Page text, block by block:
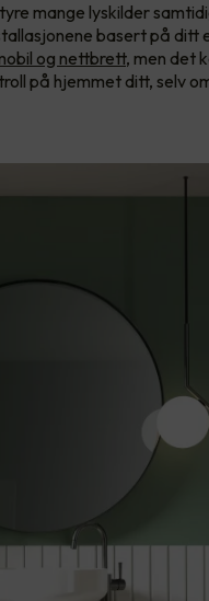
mange lyskilder
basert på ditt
og nettbrett, men det
på hjemmet ditt, selv